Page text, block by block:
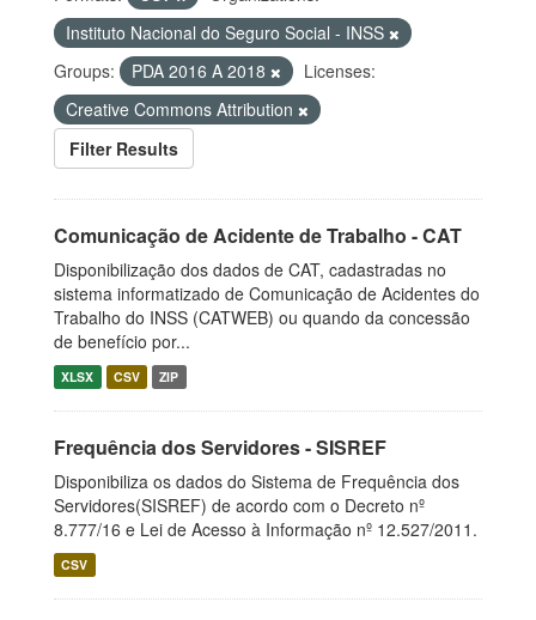
Instituto Nacional do Seguro Social - INSS
Groups:
PDA 2016 A 2018
Licenses:
Creative Commons Attribution
Filter Results
Comunicação de Acidente de Trabalho - CAT
Disponibilização dos dados de CAT, cadastradas no
sistema informatizado de Comunicação de Acidentes do
Trabalho do INSS (CATWEB) ou quando da concessão
de benefício por...
XLSX CSV ZIP
Frequência dos Servidores - SISREF
Disponibiliza os dados do Sistema de Frequência dos
Servidores(SISREF) de acordo com o Decreto nº
8.777/16 e Lei de Acesso à Informação nº 12.527/2011.
CSV